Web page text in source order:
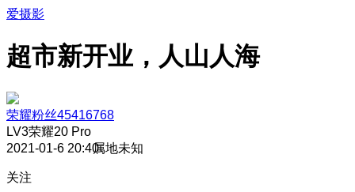
爱摄影
超市新开业，人山人海
荣耀粉丝45416768
LV3荣耀20 Pro
2021-01-6 20:40属地未知
关注